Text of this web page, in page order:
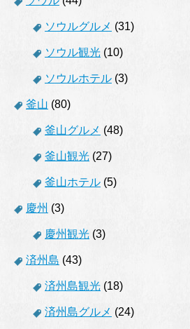
ソウルグルメ (31)
ソウル観光 (10)
ソウルホテル (3)
釜山 (80)
釜山グルメ (48)
釜山観光 (27)
釜山ホテル (5)
慶州 (3)
慶州観光 (3)
済州島 (43)
済州島観光 (18)
済州島グルメ (24)